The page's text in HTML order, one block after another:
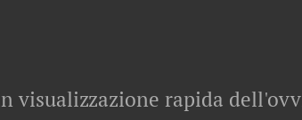
visualizzazione rapida